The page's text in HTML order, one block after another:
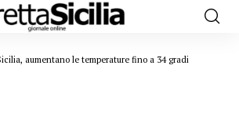
aumentano le temperature fino a 34 gradi